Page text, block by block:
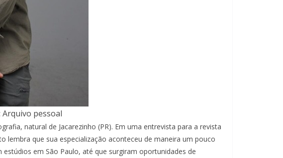
Arquivo pessoal
natural de Jacarezinho (PR). Em uma entrevista para a revista
que sua especialização aconteceu de maneira um pouco
em São Paulo, até que surgiram oportunidades de